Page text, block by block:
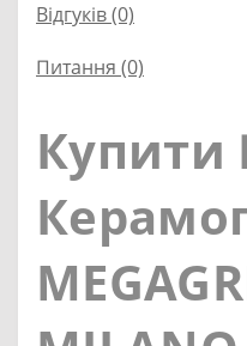
Відгуків (0)
Питання (0)
Купити